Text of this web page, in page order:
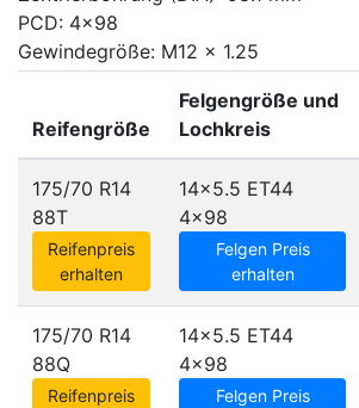
PCD: 4x98
Gewindegröße: M12 x 1.25
Reifengröße
Felgengröße und
Lochkreis
175/70 R14
88T
Reifenpreis
erhalten
14x5.5 ET44
4x98
Felgen Preis
erhalten
175/70 R14
88Q
Reifenpreis
14x5.5 ET44
4x98
Felgen Preis